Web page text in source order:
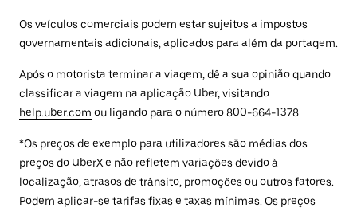
Os veículos comerciais podem estar sujeitos a impostos
governamentais adicionais, aplicados para além da portagem.
Após o motorista terminar a viagem, dê a sua opinião quando
classificar a viagem na aplicação Uber, visitando
help.uber.com ou ligando para o número 800-664-1378.
*Os preços de exemplo para utilizadores são médias dos
preços do UberX e não refletem variações devido à
localização, atrasos de trânsito, promoções ou outros fatores.
Podem aplicar-se tarifas fixas e taxas mínimas. Os preços